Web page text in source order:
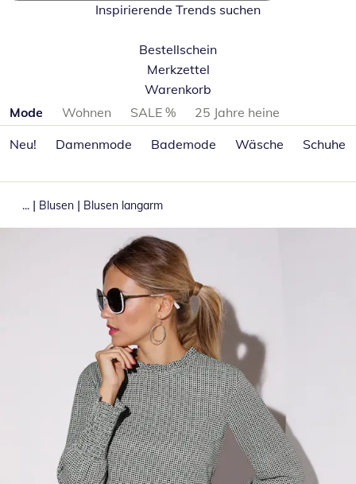
Inspirierende Trends suchen
Bestellschein
Merkzettel
Warenkorb
Produktkategorien überspringen
Mode Wohnen SALE %
25 Jahre heine
Neu!
Damenmode Bademode Wäsche Schuhe
... | Blusen | Blusen langarm